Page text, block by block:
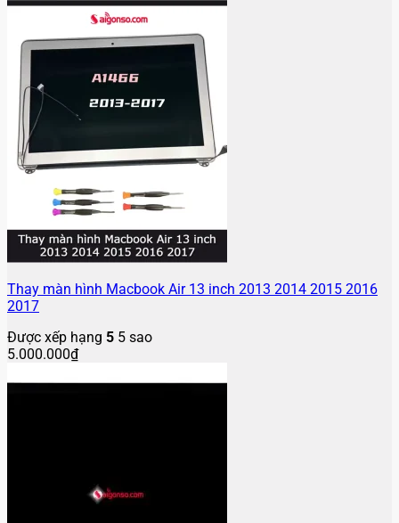
Thay màn hình Macbook Air 13 inch 2013 2014 2015 2016
2017
Được xếp hạng 5 5 sao
5.000.000₫